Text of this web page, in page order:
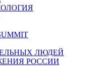
ЛЮДЕЙ
РОССИИ